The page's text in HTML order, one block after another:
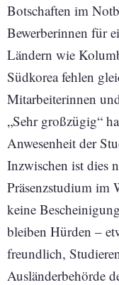
Botschaften im
Bewerberinnen für
Ländern wie
Südkorea fehlen
Mitarbeiterinnen
„Sehr großzügig“
Anwesenheit der
Inzwischen ist dies
Präsenzstudium im
keine
bleiben Hürden –
freundlich,
Ausländerbehörde